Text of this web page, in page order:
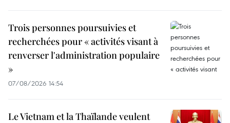
Trois personnes poursuivies et
recherchées pour « activités visant à
renverser l'administration populaire
»
07/08/2026 14:54
Le Vietnam et la Thaïlande veulent